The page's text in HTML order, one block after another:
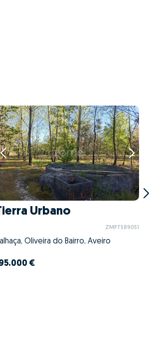
Urbano
ZMPT589051
Oliveira do Bairro, Aveiro
€